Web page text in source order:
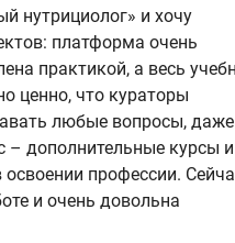
нутрициолог» и хочу
платформа очень
практикой, а весь
ценно, что кураторы
любые вопросы, даже
дополнительные курсы и
профессии.
и очень довольна